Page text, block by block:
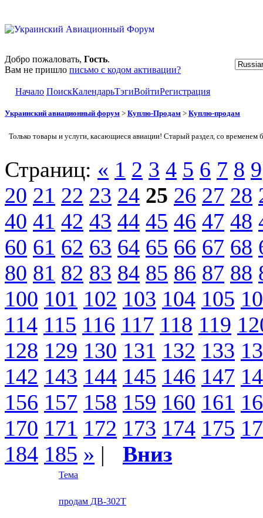
Добро пожаловать, Гость.
Вам не пришло письмо с кодом активации?
Начало ПоискКалендарьТэгиВойтиРегистрация
Украинский авиационный форум > Куплю-Продам > Куплю-продам
Только товары и услуги, касающиеся авиации! Старый раздел, со временем
Страниц: « 1 2 3 4 5 6 7 8 9
20 21 22 23 24 25 26 27 28
40 41 42 43 44 45 46 47 48
60 61 62 63 64 65 66 67 68
80 81 82 83 84 85 86 87 88
100 101 102 103 104 105
114 115 116 117 118 119
128 129 130 131 132 133
142 143 144 145 146 147
156 157 158 159 160 161
170 171 172 173 174 175
184 185 » | Вниз
Тема
продам ДВ-302Т